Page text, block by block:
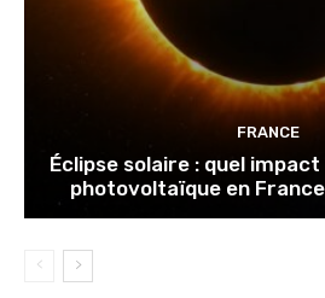
FRANCE
Éclipse solaire : quel
photovoltaïque en